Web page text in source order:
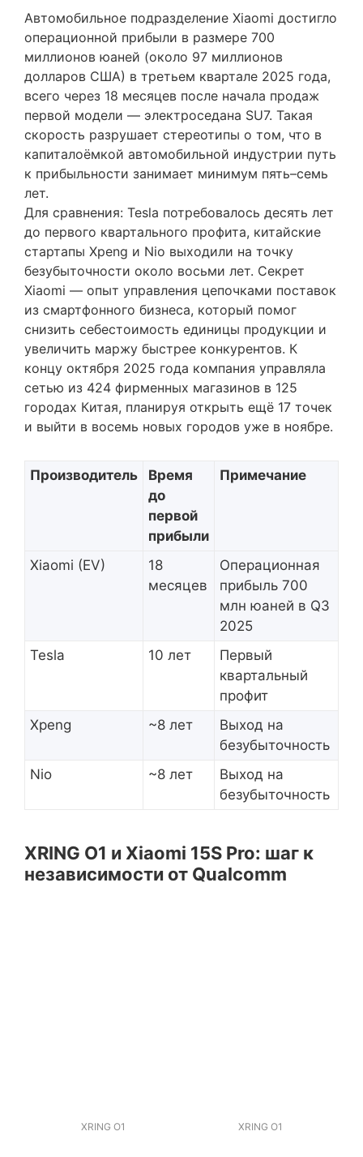
Автомобильное подразделение Xiaomi достигло
операционной прибыли в размере 700
миллионов юаней (около 97 миллионов
долларов США) в третьем квартале 2025 года,
всего через 18 месяцев после начала продаж
первой модели — электроседана SU7. Такая
скорость разрушает стереотипы о том, что в
капиталоёмкой автомобильной индустрии путь
к прибыльности занимает минимум пять–семь
лет.
Для сравнения: Tesla потребовалось десять лет
до первого квартального профита, китайские
стартапы Xpeng и Nio выходили на точку
безубыточности около восьми лет. Секрет
Xiaomi — опыт управления цепочками поставок
из смартфонного бизнеса, который помог
снизить себестоимость единицы продукции и
увеличить маржу быстрее конкурентов. К
концу октября 2025 года компания управляла
сетью из 424 фирменных магазинов в 125
городах Китая, планируя открыть ещё 17 точек
и выйти в восемь новых городов уже в ноябре.
Производитель
Время
до
первой
прибыли
Примечание
Xiaomi (EV)
18
месяцев
Операционная
прибыль 700
млн юаней в Q3
2025
Tesla
10 лет
Первый
квартальный
профит
Xpeng
~8 лет
Выход на
безубыточность
Nio
~8 лет
Выход на
безубыточность
XRING O1 и Xiaomi 15S Pro: шаг к
независимости от Qualcomm
XRING O1 XRING O1